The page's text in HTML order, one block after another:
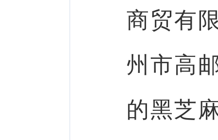
商贸有
州市高
的黑芝